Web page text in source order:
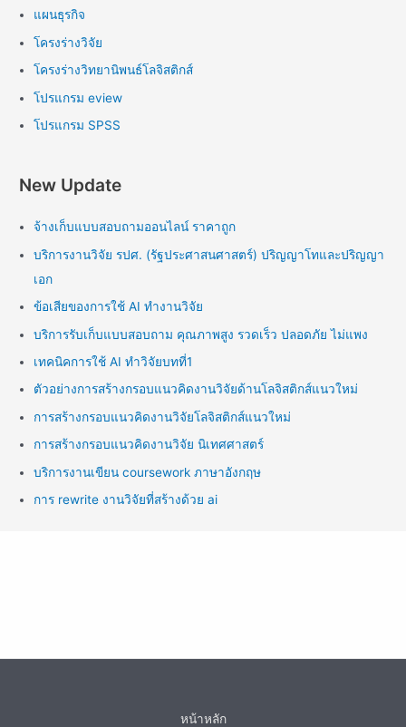
แผนธุรกิจ
โครงร่างวิจัย
โครงร่างวิทยานิพนธ์โลจิสติกส์
โปรแกรม eview
โปรแกรม SPSS
New Update
จ้างเก็บแบบสอบถามออนไลน์ ราคาถูก
บริการงานวิจัย รปศ. (รัฐประศาสนศาสตร์) ปริญญาโทและปริญญา
เอก
ข้อเสียของการใช้ AI ทำงานวิจัย
บริการรับเก็บแบบสอบถาม คุณภาพสูง รวดเร็ว ปลอดภัย ไม่แพง
เทคนิคการใช้ AI ทำวิจัยบทที่1
ตัวอย่างการสร้างกรอบแนวคิดงานวิจัยด้านโลจิสติกส์แนวใหม่
การสร้างกรอบแนวคิดงานวิจัยโลจิสติกส์แนวใหม่
การสร้างกรอบแนวคิดงานวิจัย นิเทศศาสตร์
บริการงานเขียน coursework ภาษาอังกฤษ
การ rewrite งานวิจัยที่สร้างด้วย ai
หน้าหลัก